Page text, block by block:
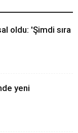
oldu: 'Şimdi sıra
yeni